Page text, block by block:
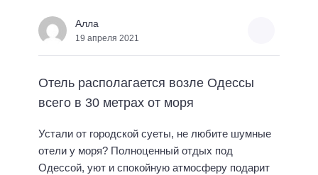
Алла
19 апреля 2021
Отель располагается возле Одессы
всего в 30 метрах от моря
Устали от городской суеты, не любите шумные
отели у моря? Полноценный отдых под
Одессой, уют и спокойную атмосферу подарит